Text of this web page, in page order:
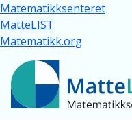
Hopp til hovedinnhold
Matematikksenteret
MatteLIST
Matematikk.org